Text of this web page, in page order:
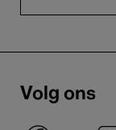
Volg ons